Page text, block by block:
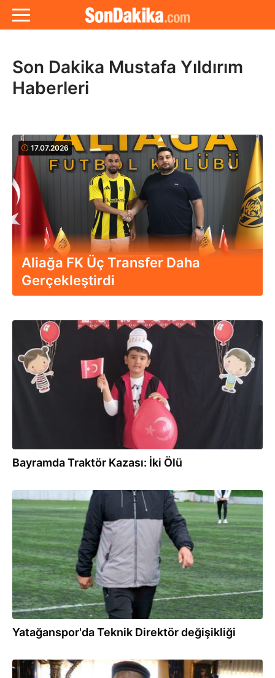
Son Dakika Mustafa Yıldırım
Haberleri
17.07.2026
Aliağa FK Üç Transfer Daha
Gerçekleştirdi
31.05.2026
Bayramda Traktör Kazası: İki Ölü
13.01.2026
Yatağanspor'da Teknik Direktör değişikliği
05.11.2025